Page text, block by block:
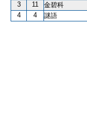
3
11 金碧科
4
4 謎語